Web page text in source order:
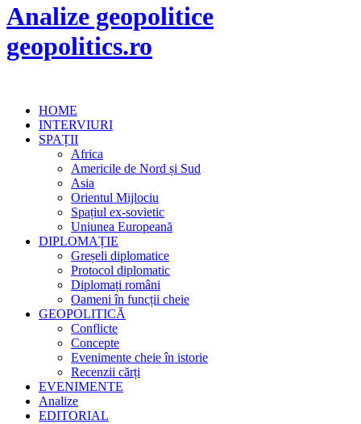
Analize geopolitice
geopolitics.ro
HOME
INTERVIURI
SPAȚII
Africa
Americile de Nord și Sud
Asia
Orientul Mijlociu
Spațiul ex-sovietic
Uniunea Europeană
DIPLOMAȚIE
Greșeli diplomatice
Protocol diplomatic
Diplomați români
Oameni în funcții cheie
GEOPOLITICĂ
Conflicte
Concepte
Evenimente cheie în istorie
Recenzii cărți
EVENIMENTE
Analize
EDITORIAL